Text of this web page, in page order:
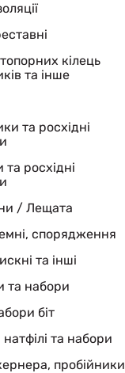
кілець
та інше
та росхідні
росхідні
/ Лещата
спорядження
та інші
та набори
біт
та набори
пробійники